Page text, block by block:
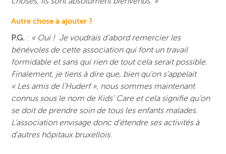
Autre chose à ajouter ?
P.G. : « Oui ! Je voudrais d’abord remercier les
bénévoles de cette association qui font un travail
formidable et sans qui rien de tout cela serait possible.
Finalement, je tiens à dire que, bien qu’on s’appelait
« Les amis de l’Huderf », nous sommes maintenant
connus sous le nom de Kids’ Care et cela signifie qu’on
se doit de prendre soin de tous les enfants malades.
L’association envisage donc d’étendre ses activités à
d’autres hôpitaux bruxellois.